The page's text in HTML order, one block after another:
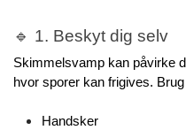
🔹 1. Beskyt dig selv
Skimmelsvamp kan påvirke
hvor sporer kan frigives.
Handsker